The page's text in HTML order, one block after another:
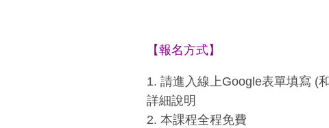
【報名方式】
1. 請進入線上Google表單填寫 (
詳細說明
2. 本課程全程免費